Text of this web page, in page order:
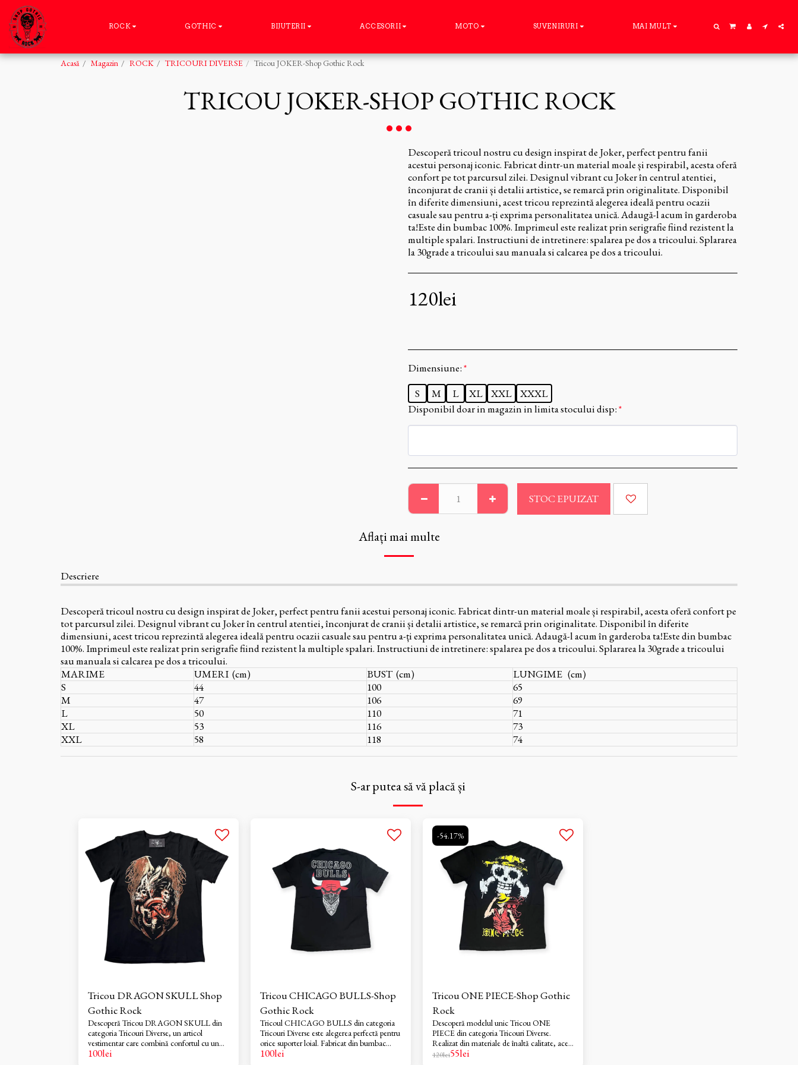
ROCK GOTHIC BIJUTERII ACCESORII MOTO SUVENIRURI MAI MULT
Acasă Magazin ROCK TRICOURI DIVERSE Tricou JOKER-Shop Gothic Rock
TRICOU JOKER-SHOP GOTHIC ROCK
Descoperă tricoul nostru cu design inspirat de Joker, perfect pentru fanii
acestui personaj iconic. Fabricat dintr-un material moale și respirabil, acesta oferă
confort pe tot parcursul zilei. Designul vibrant cu Joker în centrul atentiei,
înconjurat de cranii și detalii artistice, se remarcă prin originalitate. Disponibil
în diferite dimensiuni, acest tricou reprezintă alegerea ideală pentru ocazii
casuale sau pentru a-ți exprima personalitatea unică. Adaugă-l acum în garderoba
ta!Este din bumbac 100%. Imprimeul este realizat prin serigrafie fiind rezistent la
multiple spalari. Instructiuni de intretinere: spalarea pe dos a tricoului. Splararea
la 30grade a tricoului sau manuala si calcarea pe dos a tricoului.
120lei
Dimensiune:*
S
M L XL XXL
XXXL
Disponibil doar in magazin in limita stocului disp:*
STOC EPUIZAT
Aflați mai multe
Descriere
Descoperă tricoul nostru cu design inspirat de Joker, perfect pentru fanii acestui personaj iconic. Fabricat dintr-un material moale și respirabil, acesta oferă confort pe
tot parcursul zilei. Designul vibrant cu Joker în centrul atentiei, înconjurat de cranii și detalii artistice, se remarcă prin originalitate. Disponibil în diferite
dimensiuni, acest tricou reprezintă alegerea ideală pentru ocazii casuale sau pentru a-ți exprima personalitatea unică. Adaugă-l acum în garderoba ta!Este din bumbac
100%. Imprimeul este realizat prin serigrafie fiind rezistent la multiple spalari. Instructiuni de intretinere: spalarea pe dos a tricoului. Splararea la 30grade a tricoului
sau manuala si calcarea pe dos a tricoului.
MARIME
UMERI (cm) BUST (cm)
LUNGIME (cm)
S
44 100
65
M
47 106
69
L
50 110
71
XL
53 116
73
XXL
58 118 74
S-ar putea să vă placă și
Tricou DRAGON SKULL Shop
Gothic Rock
Descoperă Tricou DRAGON SKULL din
categoria Tricouri Diverse, un articol
vestimentar care combină confortul cu un
design impresionant. Acest tricou este perfect
100lei
Tricou CHICAGO BULLS-Shop
Gothic Rock
Tricoul CHICAGO BULLS din categoria
Tricouri Diverse este alegerea perfectă pentru
orice suporter loial. Fabricat din bumbac
100%, acesta oferă o senzație plăcută pe piele
100lei
-54.17%
Tricou ONE PIECE-Shop Gothic
Rock
Descoperă modelul unic Tricou ONE
PIECE din categoria Tricouri Diverse.
Realizat din materiale de înaltă calitate, acest
tricou oferă un confort deosebit și un design
120lei55lei